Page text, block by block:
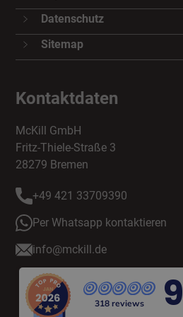
Datenschutz
Sitemap
Kontaktdaten
McKill GmbH
Fritz-Thiele-Straße 3
28279 Bremen
+49 421 33709390
Per Whatsapp kontaktieren
info@mckill.de
318 reviews 9